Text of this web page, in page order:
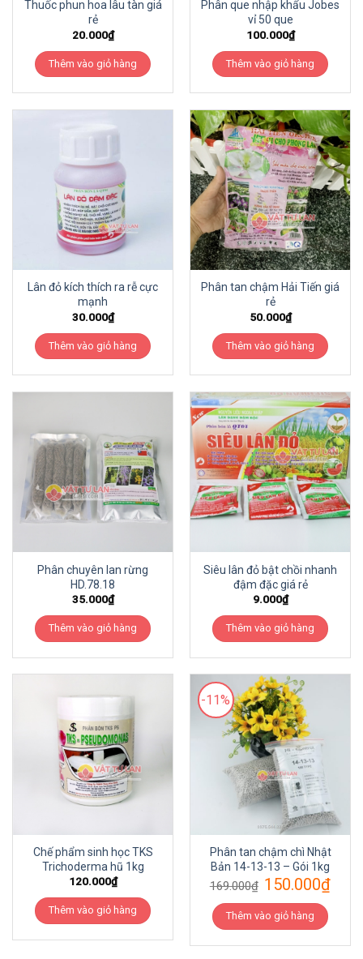
Thuốc phun hoa lâu tàn giá
rẻ
20.000₫
Thêm vào giỏ hàng
Phân que nhập khẩu Jobes
vỉ 50 que
100.000₫
Thêm vào giỏ hàng
Lân đỏ kích thích ra rễ cực
mạnh
30.000₫
Thêm vào giỏ hàng
Phân tan chậm Hải Tiến giá
rẻ
50.000₫
Thêm vào giỏ hàng
Phân chuyên lan rừng
HD.78.18
35.000₫
Thêm vào giỏ hàng
Siêu lân đỏ bật chồi nhanh
đậm đặc giá rẻ
9.000₫
Thêm vào giỏ hàng
Chế phẩm sinh học TKS
Trichoderma hũ 1kg
120.000₫
Thêm vào giỏ hàng
-11%
Phân tan chậm chì Nhật
Bản 14-13-13 – Gói 1kg
169.000₫ 150.000₫
Thêm vào giỏ hàng